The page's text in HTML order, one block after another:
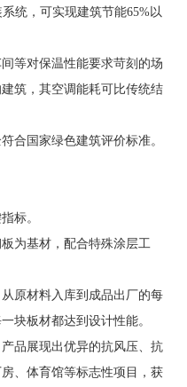
统，可实现建筑节能65%以
等对保温性能要求苛刻的场
筑，其空调能耗可比传统结
合国家绿色建筑评价标准。
标。
为基材，配合特殊涂层工
原材料入库到成品出厂的每
块板材都达到设计性能。
品展现出优异的抗风压、抗
、体育馆等标志性项目，获